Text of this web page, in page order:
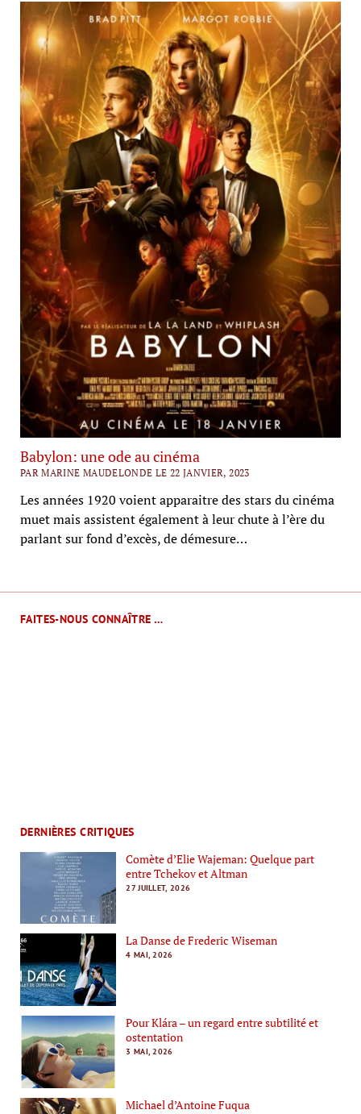
FAITES-NOUS CONNAÎTRE …
DERNIÈRES CRITIQUES
Comète d’Elie Wajeman: Quelque part
entre Tchekov et Altman
27 JUILLET, 2026
La Danse de Frederic Wiseman
4 MAI, 2026
Pour Klára – un regard entre subtilité et
ostentation
3 MAI, 2026
Michael d’Antoine Fuqua
Babylon: une ode au cinéma
PAR MARINE MAUDELONDE LE 22 JANVIER, 2023
Les années 1920 voient apparaitre des stars du cinéma
muet mais assistent également à leur chute à l’ère du
parlant sur fond d’excès, de démesure…